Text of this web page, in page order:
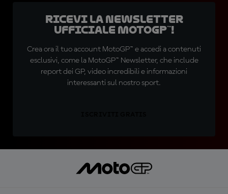
Ricevi la newsletter
ufficiale MotoGP™!
Crea ora il tuo account MotoGP™ e accedi a contenuti
esclusivi, come la MotoGP™ Newsletter, che include
report dei GP, video incredibili e informazioni
interessanti sul nostro sport.